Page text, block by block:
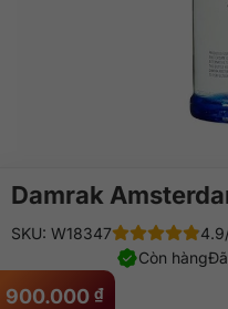
Damrak
900.000 ₫
SKU: W18347
Còn hàng